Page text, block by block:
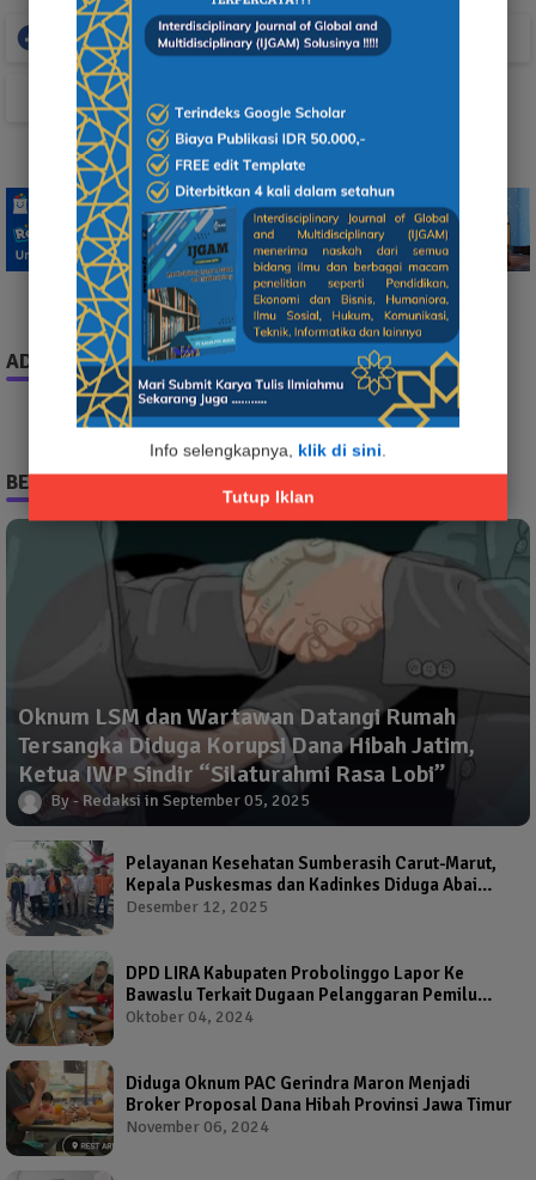
Info selengkapnya, klik di sini
Tutup Iklan
Facebook Whatsapp
TikTok
ADS
BERITA TERPOPULER
Oknum LSM dan Wartawan Datangi Rumah
Tersangka Diduga Korupsi Dana Hibah Jatim,
Ketua IWP Sindir “Silaturahmi Rasa Lobi”
Redaksi September 05, 2025
Pelayanan Kesehatan Sumberasih Carut-Marut,
Kepala Puskesmas dan Kadinkes Diduga Abai
Warga Jadi Korban
Desember 12, 2025
DPD LIRA Kabupaten Probolinggo Lapor Ke
Bawaslu Terkait Dugaan Pelanggaran Pemilu
Oleh Salah Satu Calon Wakil Bupati Probolinggo
Oktober 04, 2024
Diduga Oknum PAC Gerindra Maron Menjadi
Broker Proposal Dana Hibah Provinsi Jawa Timur
November 06, 2024